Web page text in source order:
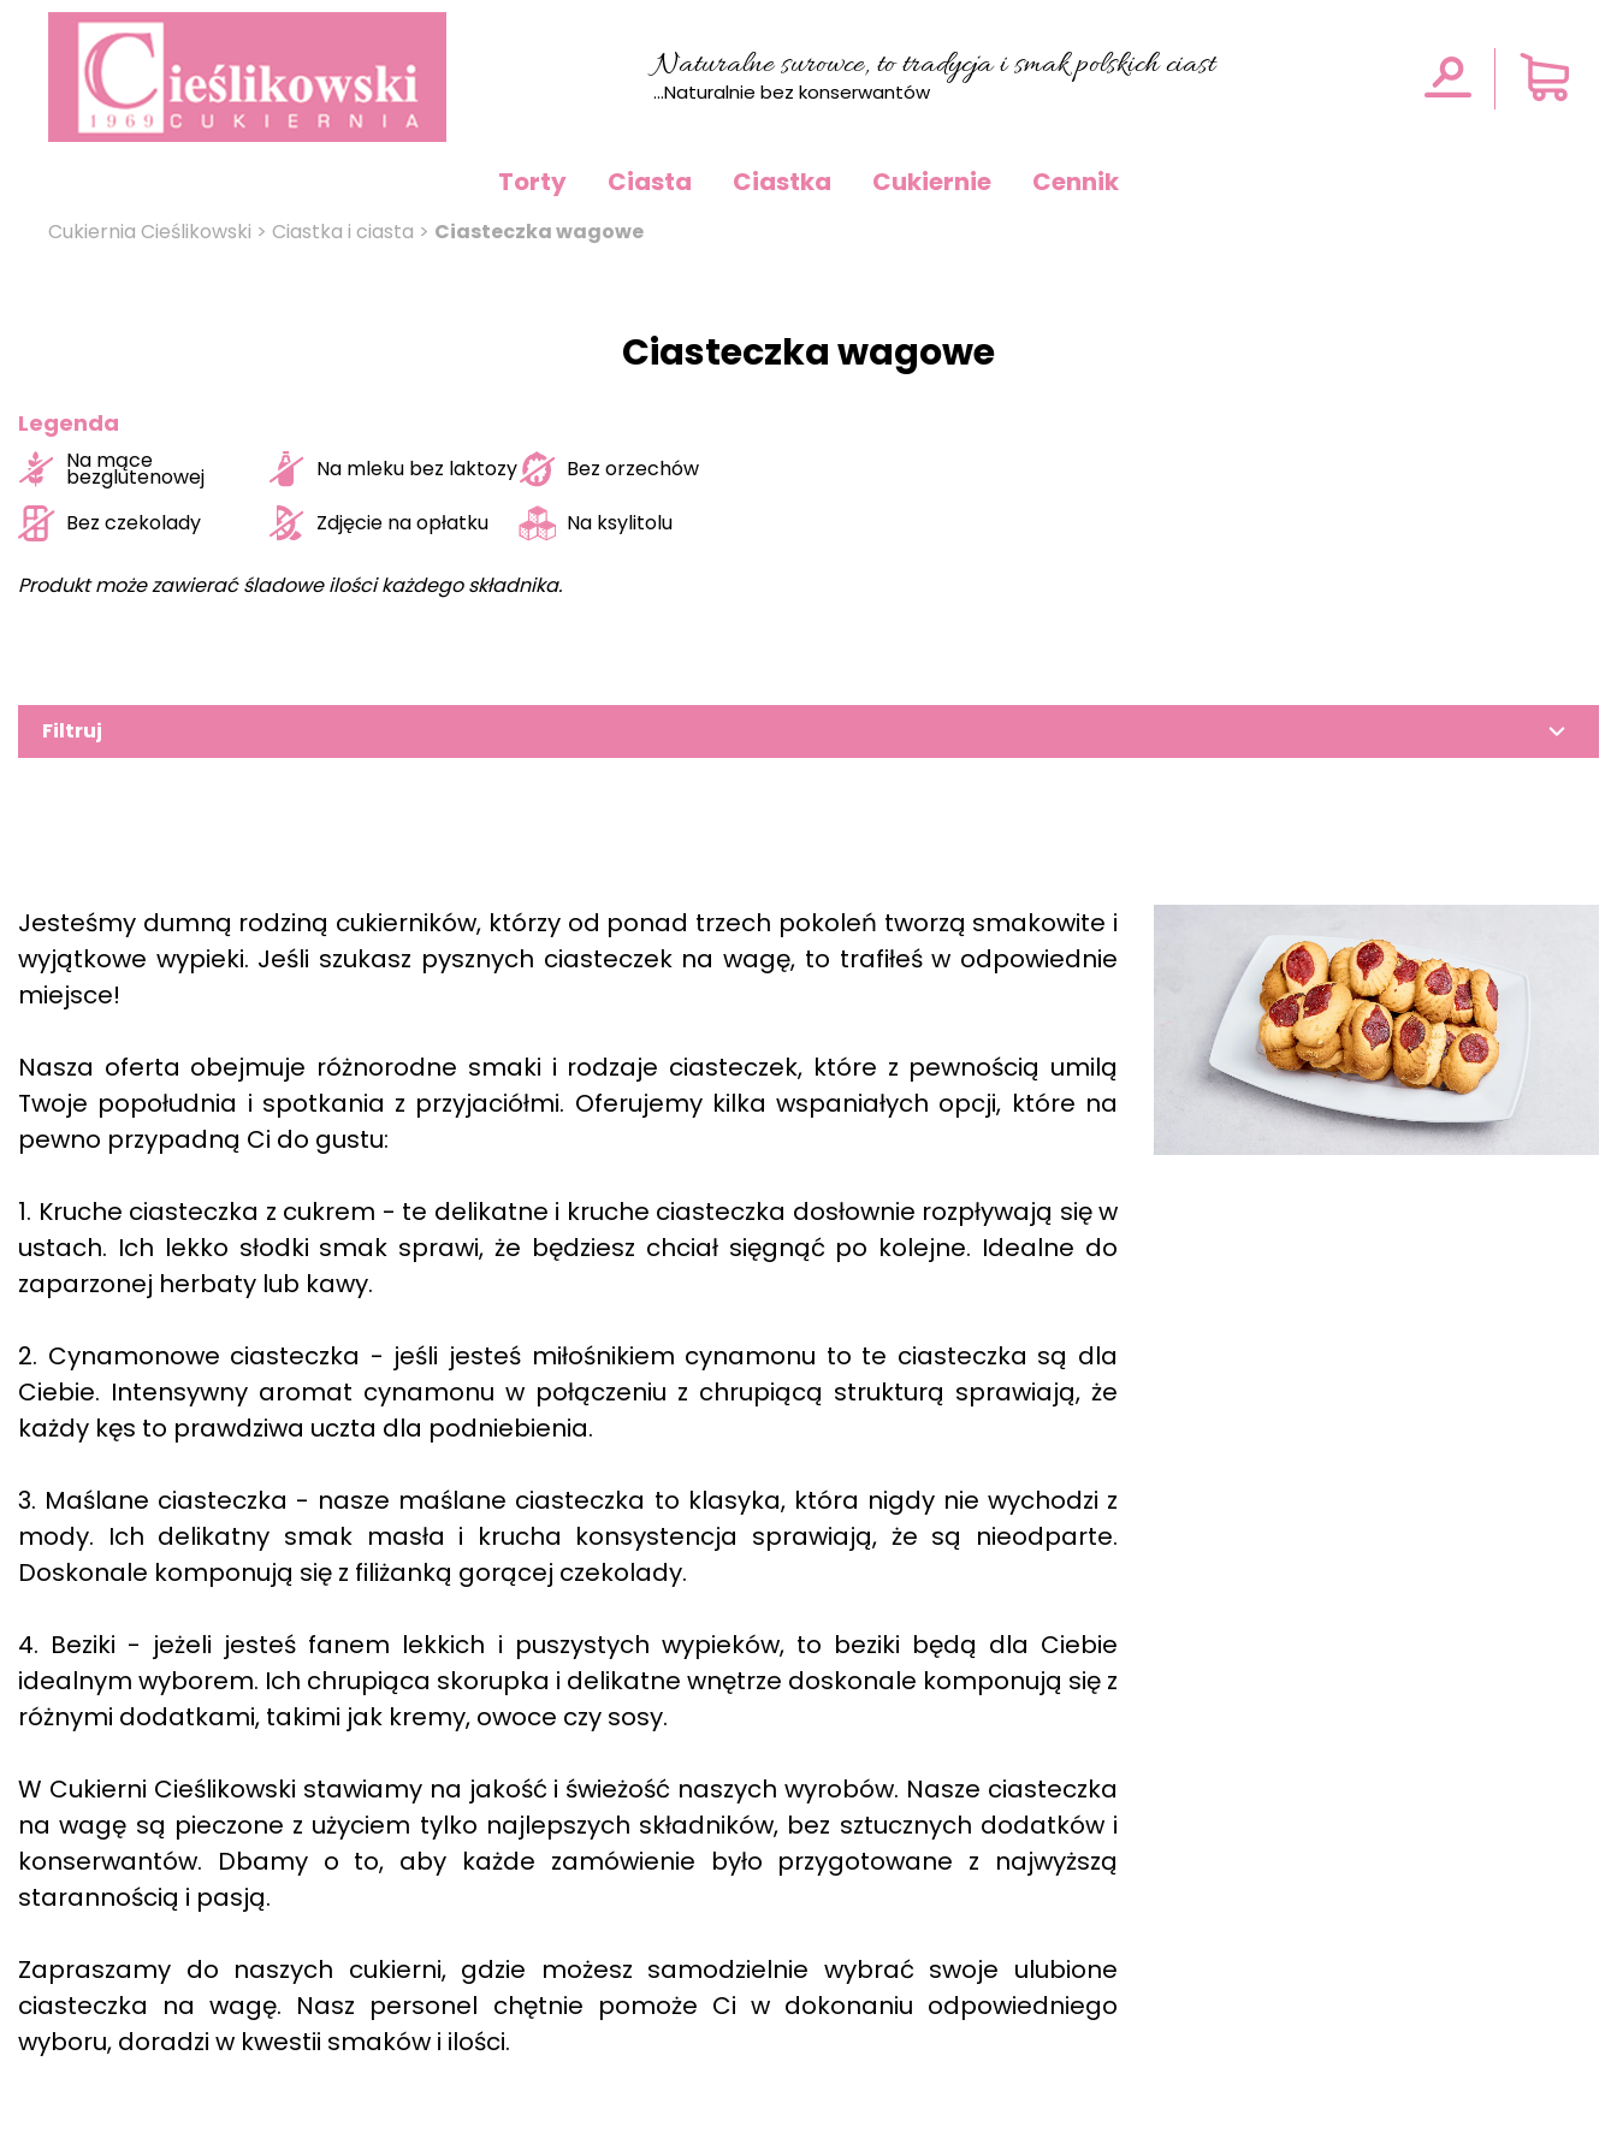
Naturalne surowce, to tradycja i smak polskich ciast
...Naturalnie bez konserwantów
Torty Ciasta Ciastka Cukiernie Cennik
Cukiernia Cieślikowski > Ciastka i ciasta > Ciasteczka wagowe
Ciasteczka wagowe
Legenda
Na mące
bezglutenowej Na mleku bez laktozy
Bez orzechów
Bez czekolady
Zdjęcie na opłatku Na ksylitolu
Produkt może zawierać śladowe ilości każdego składnika.
Filtruj
Jesteśmy dumną rodziną cukierników, którzy od ponad trzech pokoleń tworzą smakowite i
wyjątkowe wypieki. Jeśli szukasz pysznych ciasteczek na wagę, to trafiłeś w odpowiednie
miejsce!
Nasza oferta obejmuje różnorodne smaki i rodzaje ciasteczek, które z pewnością umilą
Twoje popołudnia i spotkania z przyjaciółmi. Oferujemy kilka wspaniałych opcji, które na
pewno przypadną Ci do gustu:
1. Kruche ciasteczka z cukrem - te delikatne i kruche ciasteczka dosłownie rozpływają się w
ustach. Ich lekko słodki smak sprawi, że będziesz chciał sięgnąć po kolejne. Idealne do
zaparzonej herbaty lub kawy.
2. Cynamonowe ciasteczka - jeśli jesteś miłośnikiem cynamonu to te ciasteczka są dla
Ciebie. Intensywny aromat cynamonu w połączeniu z chrupiącą strukturą sprawiają, że
każdy kęs to prawdziwa uczta dla podniebienia.
3. Maślane ciasteczka - nasze maślane ciasteczka to klasyka, która nigdy nie wychodzi z
mody. Ich delikatny smak masła i krucha konsystencja sprawiają, że są nieodparte.
Doskonale komponują się z filiżanką gorącej czekolady.
4. Beziki - jeżeli jesteś fanem lekkich i puszystych wypieków, to beziki będą dla Ciebie
idealnym wyborem. Ich chrupiąca skorupka i delikatne wnętrze doskonale komponują się z
różnymi dodatkami, takimi jak kremy, owoce czy sosy.
W Cukierni Cieślikowski stawiamy na jakość i świeżość naszych wyrobów. Nasze ciasteczka
na wagę są pieczone z użyciem tylko najlepszych składników, bez sztucznych dodatków i
konserwantów. Dbamy o to, aby każde zamówienie było przygotowane z najwyższą
starannością i pasją.
Zapraszamy do naszych cukierni, gdzie możesz samodzielnie wybrać swoje ulubione
ciasteczka na wagę. Nasz personel chętnie pomoże Ci w dokonaniu odpowiedniego
wyboru, doradzi w kwestii smaków i ilości.